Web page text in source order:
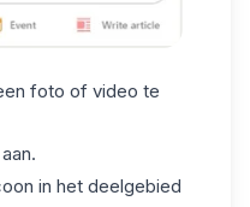
foto of video te
aan.
in het deelgebied